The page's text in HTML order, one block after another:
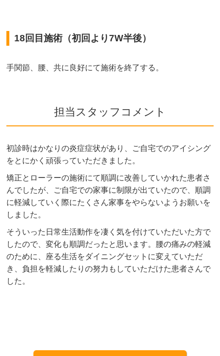
18回目施術（初回より7W半後）
手関節、腰、共に良好にて施術を終了する。
担当スタッフコメント
初診時はかなりの炎症症状があり、ご自宅でのアイシング
をとにかく頑張っていただきました。
矯正とローラーの施術にて順調に改善していかれた患者さ
んでしたが、ご自宅での家事に制限が出ていたので、順調
に軽減していく際にたくさん家事をやらないようお願いを
しました。
そういった日常生活動作を凄く気を付けていただいた方で
したので、変化も順調だったと思います。腰の痛みの軽減
のために、座る生活をダイニングセットに変えていただ
き、負担を軽減したりの努力もしていただけた患者さんで
した。